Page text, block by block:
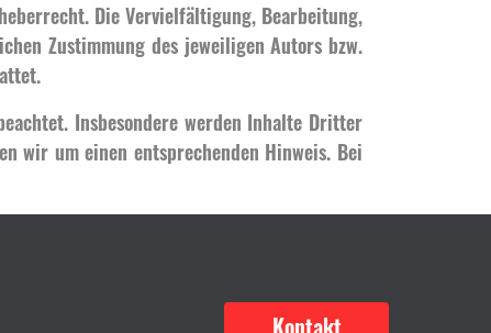
Die Vervielfältigung, Bearbeitung,
Zustimmung des jeweiligen Autors bzw.
Insbesondere werden Inhalte Dritter
wir um einen entsprechenden Hinweis. Bei
Kontakt